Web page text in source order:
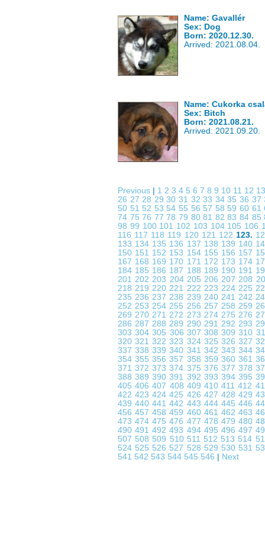
Name: Gavallér
Sex: Dog
Born: 2020.12.30.
Arrived: 2021.08.04.
Name: Cukorka
Sex: Bitch
Born: 2021.08.21.
Arrived: 2021.09.20.
Previous 1 2 3 4 5 6 7 8 9 10 11 12
26 2728 293031 3233 343536 37
50 51 52 53 54 55 56 57 58 5960 61
74 7576 777879 8081 828384 85
98 99 100 101 102 103 104 105 106
116 117 118 119 120 121 122 123.
133 134 135 136 137 138 139 140
150 151 152 153 154 155 156 157
167 168 169 170 171 172 173 174
184 185 186 187 188 189 190 191
201202203 204 205 206207208
218219220221 222 223 224 225
235236237238 239 240 241 242
252253254255 256 257 258 259
269270271272 273 274 275 276
286287288289 290 291 292 293
303304305 306 307 308309310
320321322323 324 325 326 327
337338339340 341 342 343 344
354355356357 358 359 360 361
371372373374 375 376 377 378
388389390391 392 393 394 395
405406407 408 409 410411412
422423424425 426 427 428 429
439440441442 443 444 445 446
456457458459 460 461 462 463
473474475476 477 478 479 480
490491492493 494 495 496 497
507 508 509 510 511 512 513 514
524 525 526 527 528 529 530 531
541 542 543 544 545 546 Next